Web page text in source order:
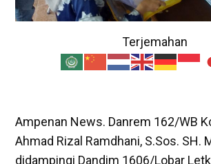
Terjemahan
Ampenan News. Danrem 162/WB
Ahmad Rizal Ramdhani, S.Sos. SH.
didampingi Dandim 1606/Lobar